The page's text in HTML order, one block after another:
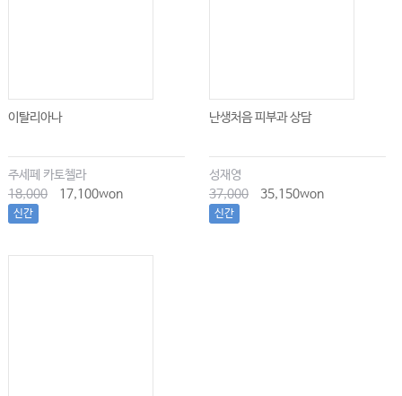
이탈리아나
주세페 카토첼라
18,000
17,100won
신간
난생처음 피부과 상담
성재영
37,000
35,150won
신간